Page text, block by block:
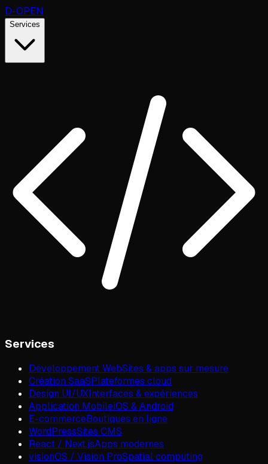
D-OPEN
Services
Services
Développement WebSites & apps sur mesure
Création SaaSPlateformes cloud
Design UI/UXInterfaces & expériences
Application MobileiOS & Android
E-commerceBoutiques en ligne
WordPressSites CMS
React / Next.jsApps modernes
visionOS / Vision ProSpatial computing